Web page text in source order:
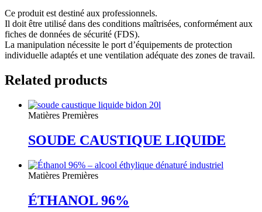
Ce produit est destiné aux professionnels.
Il doit être utilisé dans des conditions maîtrisées, conformément aux
fiches de données de sécurité (FDS).
La manipulation nécessite le port d’équipements de protection
individuelle adaptés et une ventilation adéquate des zones de travail.
Related products
Matières Premières
SOUDE CAUSTIQUE LIQUIDE
Matières Premières
ÉTHANOL 96%